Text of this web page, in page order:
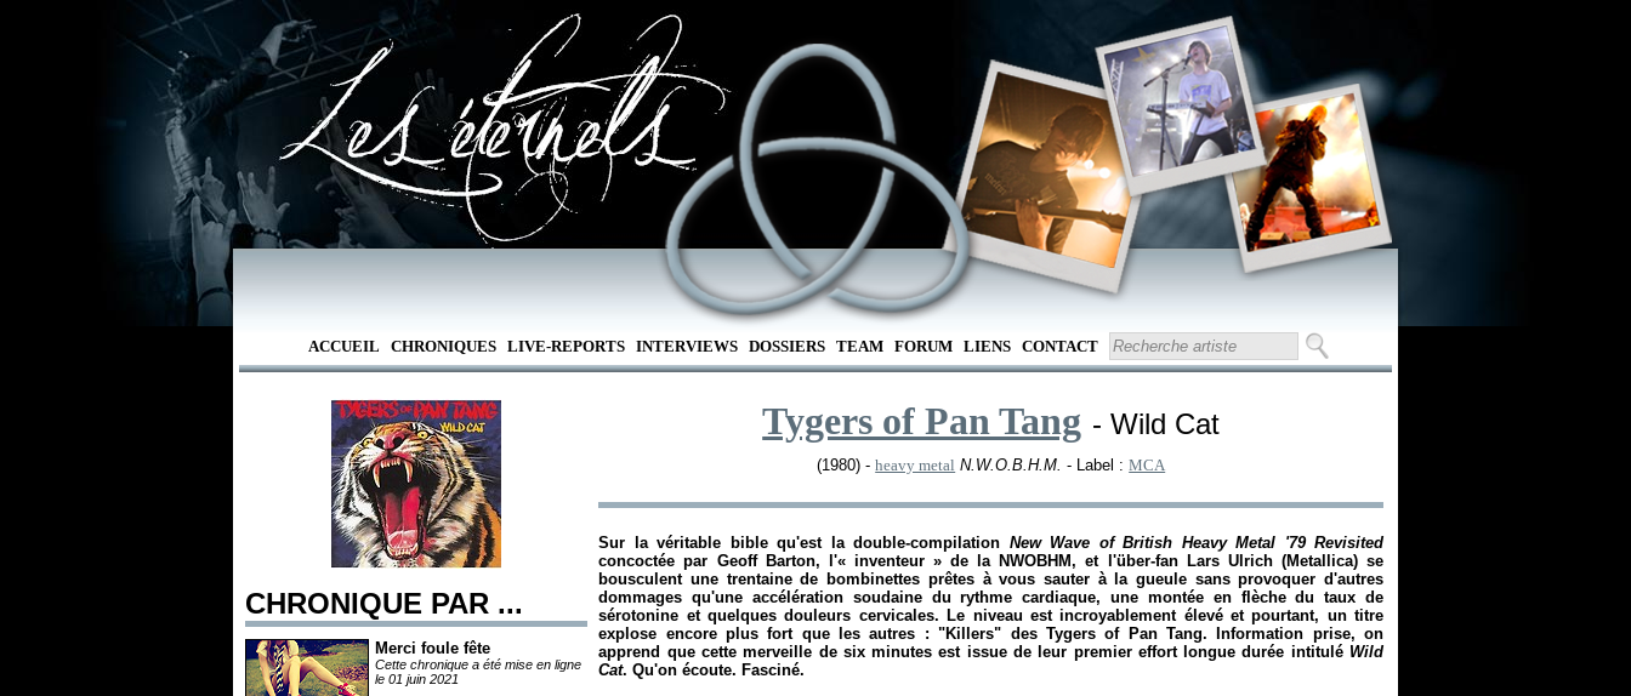
ACCUEIL CHRONIQUES LIVE-REPORTS INTERVIEWS DOSSIERS TEAM FORUM LIENS CONTACT
CHRONIQUE PAR ...
Merci foule fête
Cette chronique a été mise en ligne
le 01 juin 2021
Tygers of Pan Tang - Wild Cat
(1980) -heavy metal N.W.O.B.H.M. - Label :MCA
Sur la véritable bible qu'est la double-compilation New Wave of British Heavy Metal '79 Revisited
concoctée par Geoff Barton, l'« inventeur» de la NWOBHM, et l'über-fan Lars Ulrich (Metallica) se
bousculent une trentaine de bombinettes prêtes à vous sauter à la gueule sans provoquer d'autres
dommages qu'une accélération soudaine du rythme cardiaque, une montée en flèche du taux de
sérotonine et quelques douleurs cervicales. Le niveau est incroyablement élevé et pourtant, un titre
explose encore plus fort que les autres : "Killers" des Tygers of Pan Tang. Information prise, on
apprend que cette merveille de six minutes est issue de leur premier effort longue durée intitulé Wild
Cat. Qu'on écoute. Fasciné.